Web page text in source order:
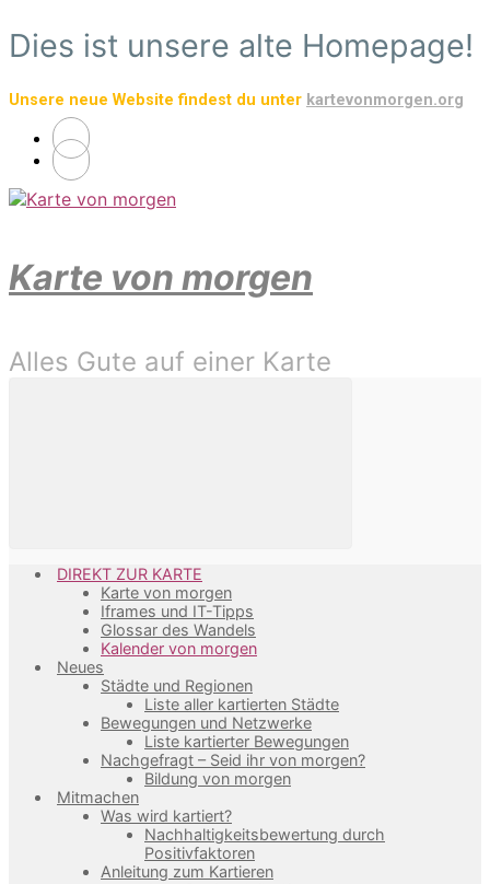
Zum
Hauptinhalt
Dies ist unsere alte Homepage!
Unsere neue Website findest du unter kartevonmorgen.org
Karte von morgen
Alles Gute auf einer Karte
DIREKT ZUR KARTE
Karte von morgen
Iframes und IT-Tipps
Glossar des Wandels
Kalender von morgen
Neues
Städte und Regionen
Liste aller kartierten Städte
Bewegungen und Netzwerke
Liste kartierter Bewegungen
Nachgefragt – Seid ihr von morgen?
Bildung von morgen
Mitmachen
Was wird kartiert?
Nachhaltigkeitsbewertung durch
Positivfaktoren
Anleitung zum Kartieren